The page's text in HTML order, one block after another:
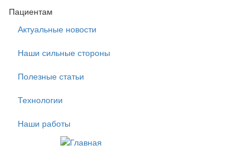
Пациентам
Актуальные новости
Наши сильные стороны
Полезные статьи
Технологии
Наши работы